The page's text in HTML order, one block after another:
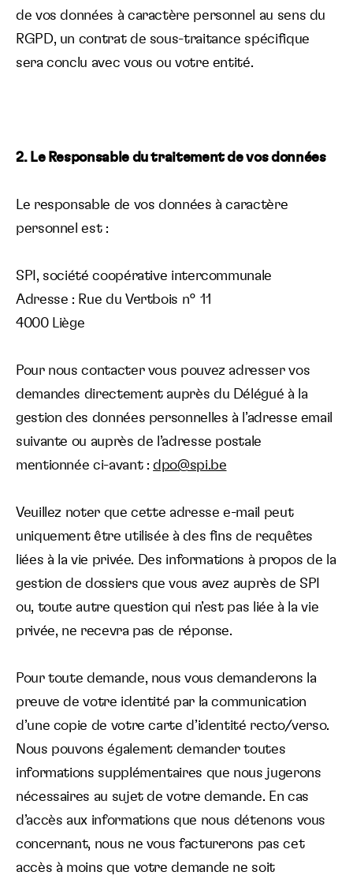
de vos données à caractère personnel au sens du
RGPD, un contrat de sous-traitance spécifique
sera conclu avec vous ou votre entité.
2. Le Responsable du traitement de vos données
Le responsable de vos données à caractère
personnel est :
SPI, société coopérative intercommunale
Adresse : Rue du Vertbois n° 11
4000 Liège
Pour nous contacter vous pouvez adresser vos
demandes directement auprès du Délégué à la
gestion des données personnelles à l’adresse email
suivante ou auprès de l’adresse postale
mentionnée ci-avant :dpo@spi.be
Veuillez noter que cette adresse e-mail peut
uniquement être utilisée à des fins de requêtes
liées à la vie privée. Des informations à propos de la
gestion de dossiers que vous avez auprès de SPI
ou, toute autre question qui n’est pas liée à la vie
privée, ne recevra pas de réponse.
Pour toute demande, nous vous demanderons la
preuve de votre identité par la communication
d’une copie de votre carte d’identité recto/verso.
Nous pouvons également demander toutes
informations supplémentaires que nous jugerons
nécessaires au sujet de votre demande. En cas
d’accès aux informations que nous détenons vous
concernant, nous ne vous facturerons pas cet
accès à moins que votre demande ne soit